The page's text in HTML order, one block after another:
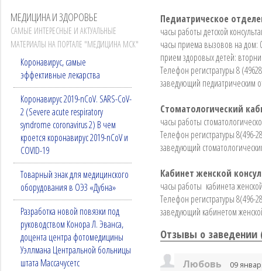
Педиатрическое
часы работы детской
часы приема вызовов на дом:
прием здоровых детей:
Телефон регистратуры 8
заведующий педиатрическим
Стоматологический
часы работы
Телефон регистратуры 8(496-
заведующий
Кабинет женской
часы работы кабинета
Телефон регистратуры 8(496-
заведующий кабинетом
Отзывы о заведении
Любовь 09
МЕДИЦИНА И ЗДОРОВЬЕ
САМЫЕ ИНТЕРЕСНЫЕ И АКТУАЛЬНЫЕ
МАТЕРИАЛЫ НА ПОРТАЛЕ "МЕДИЦИНА МСК"
Коронавирус, самые
эффективные лекарства
Коронавирус 2019-nCoV. SARS-CoV-
2 (Severe acute respiratory
syndrome coronavirus 2) В чем
кроется коронавирус 2019-nCoV и
COVID-19
Товарный знак для медицинского
оборудования в ОЭЗ «Дубна»
Разработка новой повязки под
руководством Конора Л. Эванса,
доцента центра фотомедицины
Уэллмана Центральной больницы
штата Массачусетс